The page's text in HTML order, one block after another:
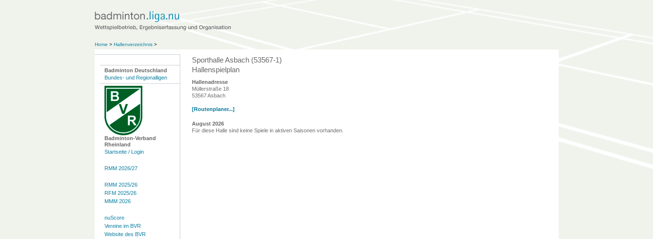
Home > Hallenverzeichnis>
Badminton Deutschland
Bundes- und Regionalligen
Badminton-Verband
Rheinland
Startseite / Login
RMM 2026/27
RMM 2025/26
RFM 2025/26
MMM 2026
nuScore
Vereine im BVR
Website des BVR
Sporthalle Asbach (53567-1)
Hallenspielplan
Hallenadresse
Müllerstraße 18
53567 Asbach
[Routenplaner...]
August 2026
Für diese Halle sind keine Spiele in aktiven Saisonen vorhanden.